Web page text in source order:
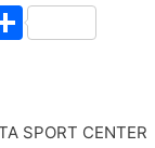
S
e
SPORT CENTER